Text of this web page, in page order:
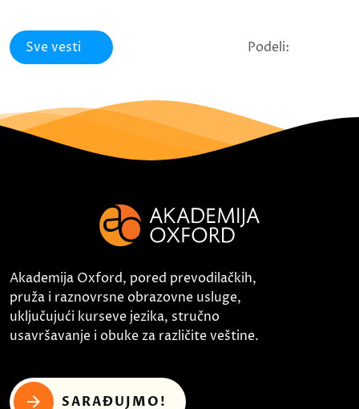
Sve vesti Podeli:
Akademija Oxford, pored prevodilačkih,
pruža i raznovrsne obrazovne usluge,
uključujući kurseve jezika, stručno
usavršavanje i obuke za različite veštine.
SARAĐUJMO!